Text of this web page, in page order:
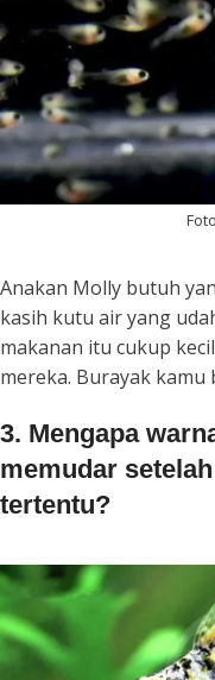
Anakan Molly butuh
kasih kutu air yang
makanan itu cukup
mereka. Burayak kamu
3. Mengapa
memudar
tertentu?